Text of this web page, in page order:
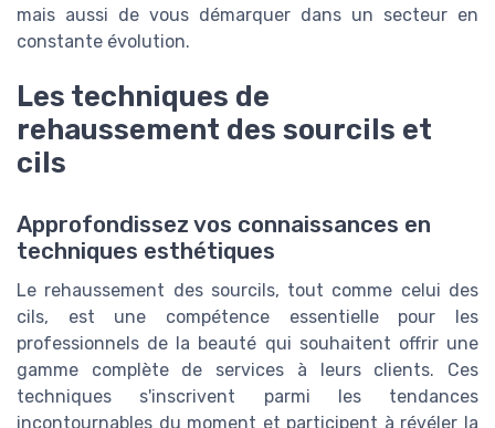
mais aussi de vous démarquer dans un secteur en
constante évolution.
Les techniques de
rehaussement des sourcils et
cils
Approfondissez vos connaissances en
techniques esthétiques
Le rehaussement des sourcils, tout comme celui des
cils, est une compétence essentielle pour les
professionnels de la beauté qui souhaitent offrir une
gamme complète de services à leurs clients. Ces
techniques s'inscrivent parmi les tendances
incontournables du moment et participent à révéler la